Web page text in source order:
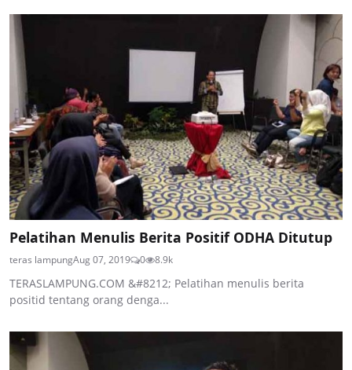
Pelatihan Menulis Berita Positif ODHA Ditutup
teras lampungAug 07, 2019 0 8.9k
TERASLAMPUNG.COM &#8212; Pelatihan menulis berita
positid tentang orang denga...